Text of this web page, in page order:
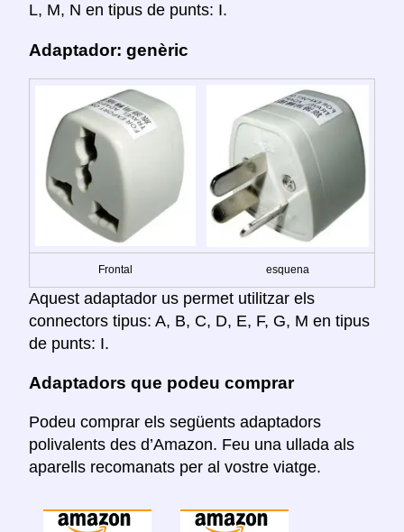
L, M, N en tipus de punts: I.
Adaptador: genèric
Frontal esquena
Aquest adaptador us permet utilitzar els
connectors tipus: A, B, C, D, E, F, G, M en tipus
de punts: I.
Adaptadors que podeu comprar
Podeu comprar els següents adaptadors
polivalents des d’Amazon. Feu una ullada als
aparells recomanats per al vostre viatge.